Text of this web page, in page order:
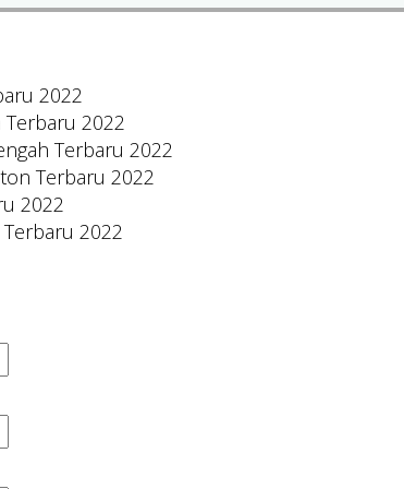
2022
Terbaru 2022
Terbaru 2022
Terbaru 2022
2022
Terbaru 2022